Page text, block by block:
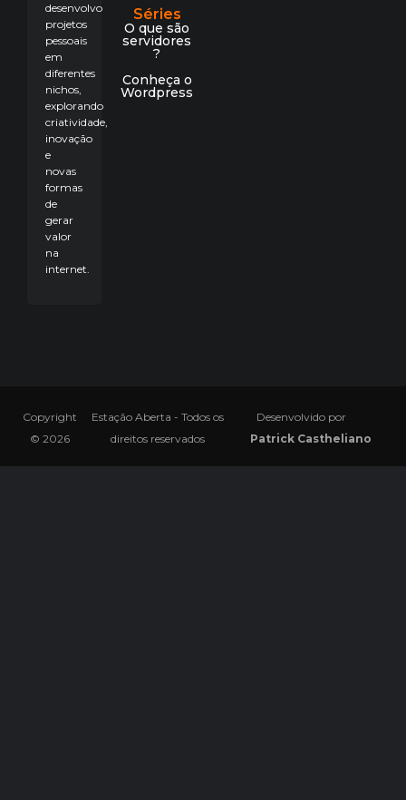
desenvolvo
projetos
pessoais
em
diferentes
nichos,
explorando
criatividade,
inovação
e
novas
formas
de
gerar
valor
na
internet.
Séries
O que são
servidores
?
Conheça o
Wordpress
Copyright
© 2026
Estação Aberta - Todos os
direitos reservados
Desenvolvido por
Patrick Castheliano